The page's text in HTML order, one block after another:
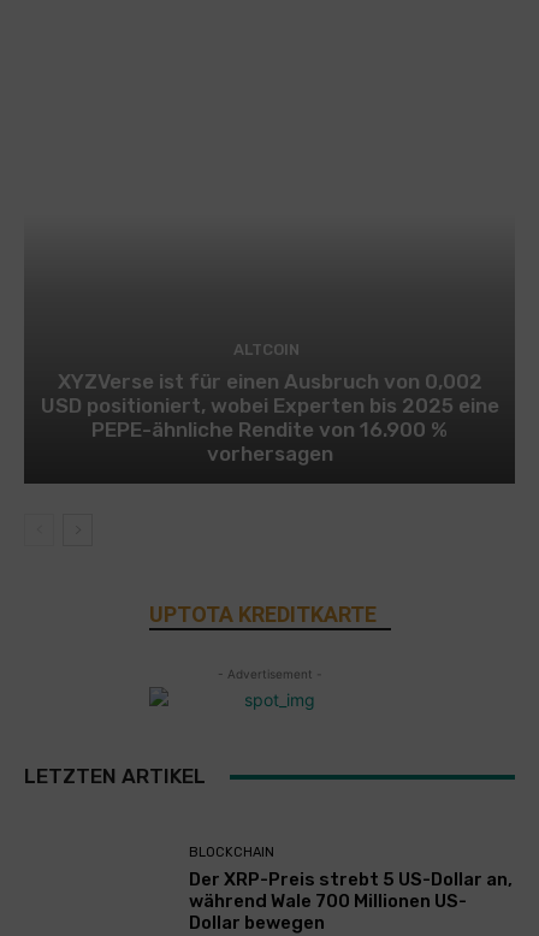
ALTCOIN
XYZVerse ist für einen Ausbruch von 0,002
USD positioniert, wobei Experten bis 2025 eine
PEPE-ähnliche Rendite von 16.900 %
vorhersagen
UPTOTA KREDITKARTE
- Advertisement -
LETZTEN ARTIKEL
BLOCKCHAIN
Der XRP-Preis strebt 5 US-Dollar an,
während Wale 700 Millionen US-
Dollar bewegen